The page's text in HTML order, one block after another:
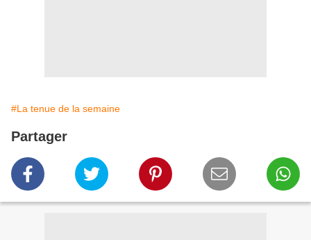
#La tenue de la semaine
Partager